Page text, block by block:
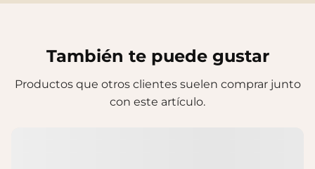
También te puede gustar
Productos que otros clientes suelen comprar junto
con este artículo.